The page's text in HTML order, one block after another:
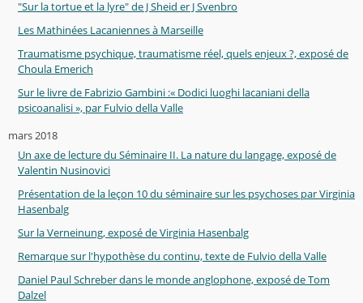
"Sur la tortue et la lyre" de J Sheid er J Svenbro
Les Mathinées Lacaniennes à Marseille
Traumatisme psychique, traumatisme réel, quels enjeux ?, exposé de
Choula Emerich
Sur le livre de Fabrizio Gambini :« Dodici luoghi lacaniani della
psicoanalisi », par Fulvio della Valle
mars 2018
Un axe de lecture du Séminaire II. La nature du langage, exposé de
Valentin Nusinovici
Présentation de la leçon 10 du séminaire sur les psychoses par Virginia
Hasenbalg
Sur la Verneinung, exposé de Virginia Hasenbalg
Remarque sur l'hypothèse du continu, texte de Fulvio della Valle
Daniel Paul Schreber dans le monde anglophone, exposé de Tom
Dalzel